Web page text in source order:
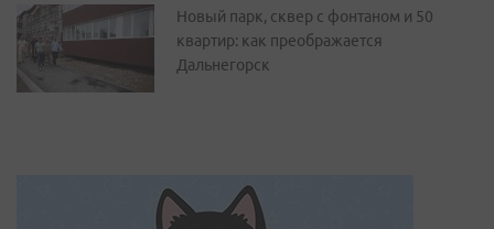
Новый парк, сквер с фонтаном и 50
квартир: как преображается
Дальнегорск